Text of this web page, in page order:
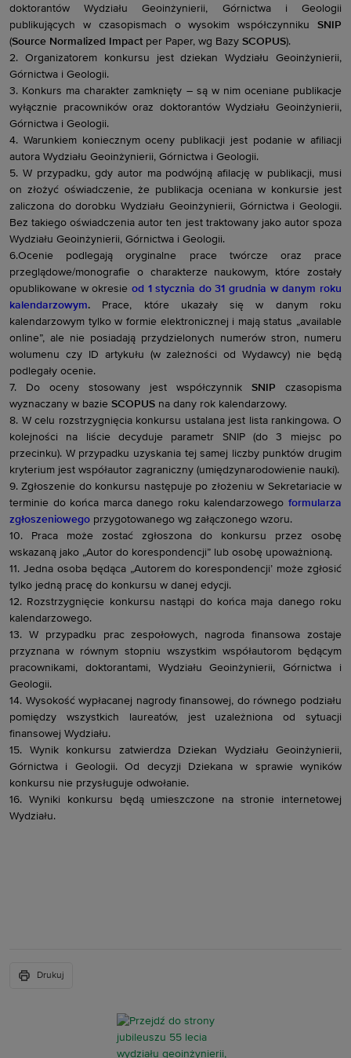
doktorantów Wydziału Geoinżynierii, Górnictwa i Geologii
publikujących w czasopismach o wysokim współczynniku SNIP
(Source Normalized Impactper Paper, wg Bazy SCOPUS).
2. Organizatorem konkursu jest dziekan Wydziału Geoinżynierii,
Górnictwa i Geologii.
3. Konkurs ma charakter zamknięty – są w nim oceniane publikacje
wyłącznie pracowników oraz doktorantów Wydziału Geoinżynierii,
Górnictwa i Geologii.
4. Warunkiem koniecznym oceny publikacji jest podanie w afiliacji
autora Wydziału Geoinżynierii, Górnictwa i Geologii.
5. W przypadku, gdy autor ma podwójną afilację w publikacji, musi
on złożyć oświadczenie, że publikacja oceniana w konkursie jest
zaliczona do dorobku Wydziału Geoinżynierii, Górnictwa i Geologii.
Bez takiego oświadczenia autor ten jest traktowany jako autor spoza
Wydziału Geoinżynierii, Górnictwa i Geologii.
6.Ocenie podlegają oryginalne prace twórcze oraz prace
przeglądowe/monografie o charakterze naukowym, które zostały
opublikowane w okresie od 1 stycznia do31 grudnia w danym roku
kalendarzowym. Prace, które ukazały się w danym roku
kalendarzowym tylko w formie elektronicznej i mają status „available
online”, ale nie posiadają przydzielonych numerów stron, numeru
wolumenu czy ID artykułu (w zależności od Wydawcy) nie będą
podlegały ocenie.
7. Do oceny stosowany jest współczynnik SNIP czasopisma
wyznaczany w bazie SCOPUS na dany rok kalendarzowy.
8. W celu rozstrzygnięcia konkursu ustalana jest lista rankingowa. O
kolejności na liście decyduje parametr SNIP (do 3 miejsc po
przecinku). W przypadku uzyskania tej samej liczby punktów drugim
kryterium jest współautor zagraniczny (umiędzynarodowienie nauki).
9. Zgłoszenie do konkursu następuje po złożeniu w Sekretariacie w
terminie do końca marca danego roku kalendarzowego formularza
zgłoszeniowego przygotowanego wg załączonego wzoru.
10. Praca może zostać zgłoszona do konkursu przez osobę
wskazaną jako „Autor do korespondencji” lub osobę upoważnioną.
11. Jedna osoba będąca „Autorem do korespondencji’ może zgłosić
tylko jedną pracę do konkursu w danej edycji.
12. Rozstrzygnięcie konkursu nastąpi do końca maja danego roku
kalendarzowego.
13. W przypadku prac zespołowych, nagroda finansowa zostaje
przyznana w równym stopniu wszystkim współautorom będącym
pracownikami, doktorantami, Wydziału Geoinżynierii, Górnictwa i
Geologii.
14. Wysokość wypłacanej nagrody finansowej, do równego podziału
pomiędzy wszystkich laureatów, jest uzależniona od sytuacji
finansowej Wydziału.
15. Wynik konkursu zatwierdza Dziekan Wydziału Geoinżynierii,
Górnictwa i Geologii.Od decyzji Dziekana w sprawie wyników
konkursu nie przysługuje odwołanie.
16. Wyniki konkursu będą umieszczone na stronie internetowej
Wydziału.
Drukuj